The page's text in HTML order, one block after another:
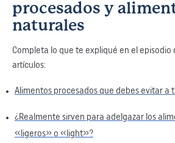
procesados y
naturales
Completa lo que te expliqué en el episodio
artículos:
Alimentos procesados que debes evitar a
¿Realmente sirven para adelgazar los
«ligeros» o «light»?